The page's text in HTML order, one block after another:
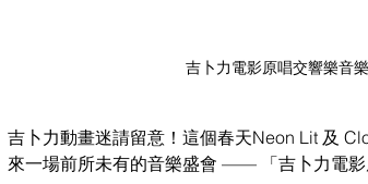
吉卜力電影原唱交響樂音
吉卜力動畫迷請留意！這個春天Neon Lit 及
來一場前所未有的音樂盛會 —— 「吉卜力電